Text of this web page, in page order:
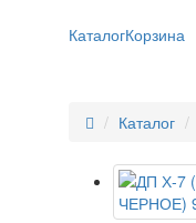
КаталогКорзина
Каталог